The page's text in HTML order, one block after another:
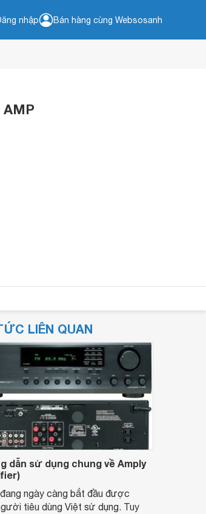
nhập Bán hàng cùng Websosanh
LIÊN QUAN
dẫn sử dụng chung về Amply
ngày càng bắt đầu được
tiêu dùng Việt sử dụng. Tuy